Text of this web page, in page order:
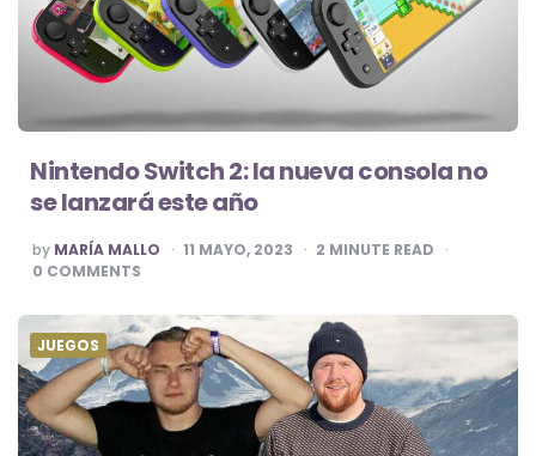
Nintendo Switch 2: la nueva consola no
se lanzará este año
POSTED
BY
by MARÍA MALLO 11 MAYO, 2023 2 MINUTE READ
0 COMMENTS
JUEGOS